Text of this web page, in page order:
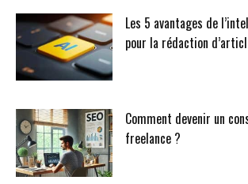
Les 5 avantages de
pour la rédaction
Comment devenir un
freelance ?